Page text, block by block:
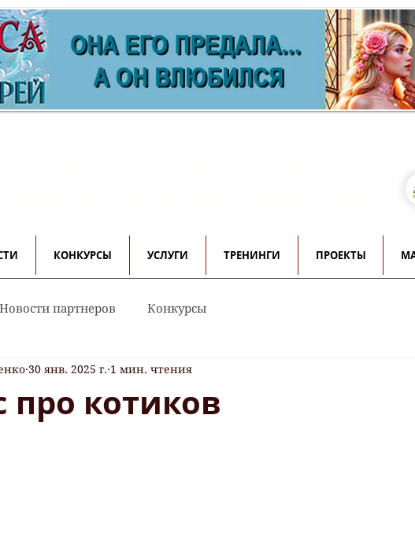
КОНКУРСЫ УСЛУГИ ТРЕНИНГИ ПРОЕКТЫ
Новости партнеров Конкурсы
про котиков
30 янв. 2025 г. 1 мин. чтения